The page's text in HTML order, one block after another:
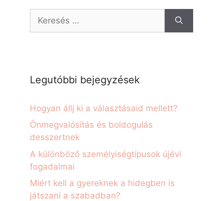
Legutóbbi bejegyzések
Hogyan állj ki a választásaid mellett?
Önmegvalósítás és boldogulás
desszertnek
A különböző személyiségtípusok újévi
fogadalmai
Miért kell a gyereknek a hidegben is
játszani a szabadban?